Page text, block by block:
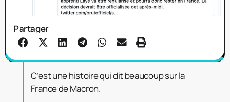
Partager
C’est une histoire qui dit beaucoup sur la
France de Macron.